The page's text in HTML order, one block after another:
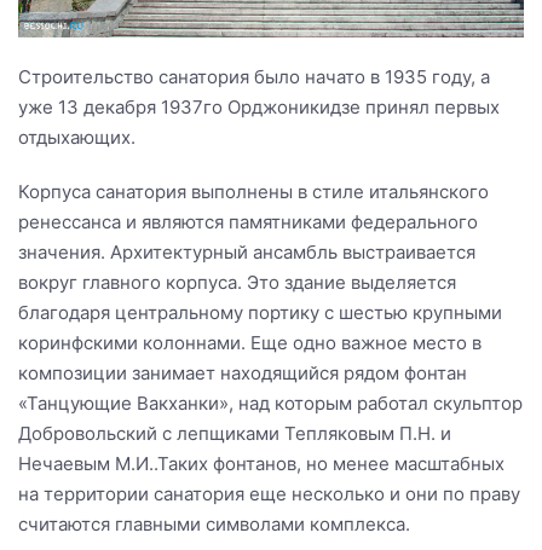
Строительство санатория было начато в 1935 году, а
уже 13 декабря 1937го Орджоникидзе принял первых
отдыхающих.
Корпуса санатория выполнены в стиле итальянского
ренессанса и являются памятниками федерального
значения. Архитектурный ансамбль выстраивается
вокруг главного корпуса. Это здание выделяется
благодаря центральному портику с шестью крупными
коринфскими колоннами. Еще одно важное место в
композиции занимает находящийся рядом фонтан
«Танцующие Вакханки», над которым работал скульптор
Добровольский с лепщиками Тепляковым П.Н. и
Нечаевым М.И..Таких фонтанов, но менее масштабных
на территории санатория еще несколько и они по праву
считаются главными символами комплекса.